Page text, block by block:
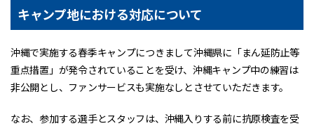
キャンプ地における対応について
沖縄で実施する春季キャンプにつきまして沖縄県に「まん延防止等
重点措置」が発令されていることを受け、沖縄キャンプ中の練習は
非公開とし、ファンサービスも実施なしとさせていただきます。
なお、参加する選手とスタッフは、沖縄入りする前に抗原検査を受